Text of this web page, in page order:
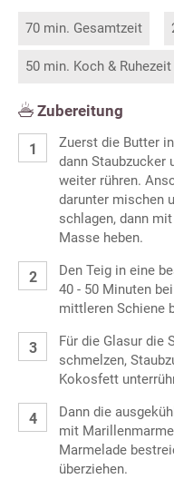
70 min. Gesamtzeit
50 min. Koch & Ruhezeit
Zubereitung
Zuerst die Butter
dann Staubzucker
weiter rühren.
darunter mischen
schlagen, dann
Masse heben.
Den Teig in eine
40 - 50 Minuten
mittleren Schiene
Für die Glasur die
schmelzen,
Kokosfett
Dann die
mit
Marmelade
überziehen.